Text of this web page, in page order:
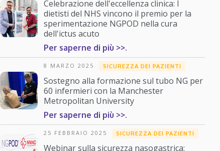
Celebrazione dell'eccellenza clinica: I
dietisti del NHS vincono il premio per la
sperimentazione NGPOD nella cura
dell'ictus acuto
Per saperne di più >>.
8 MARZO 2025 SICUREZZA DEI PAZIENTI
Sostegno alla formazione sul tubo NG per
60 infermieri con la Manchester
Metropolitan University
Per saperne di più >>.
25 FEBBRAIO 2025 SICUREZZA DEI PAZIENTI
Webinar sulla sicurezza nasogastrica: